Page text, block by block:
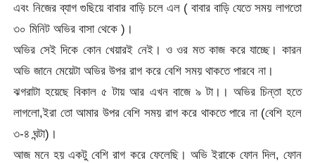
এবং নিজের ব্যাগ গুছিয়ে বাবার বাড়ি চলে এল ( বাবার বাড়ি যেতে সময় লাগতো
৩০ মিনিট অভির বাসা থেকে )।
অভির সেই দিকে কোন খেয়ারই নেই। ও ওর মত কাজ করে যাচ্ছে। কারন
অভি জানে মেয়েটা অভির উপর রাগ করে বেশি সময় থাকতে পারবে না।
ঝগরাটা হয়েছে বিকাল ৫ টায় আর এখন বাজে ৯ টা।। অভির চিন্তা হতে
লাগলো,ইরা তো আমার উপর বেশি সময় রাগ করে থাকতে পারে না (বেশি হলে
৩-৪ ঘন্টা)।
আজ মনে হয় একটু বেশি রাগ করে ফেলেছি। অভি ইরাকে ফোন দিল, ফোন